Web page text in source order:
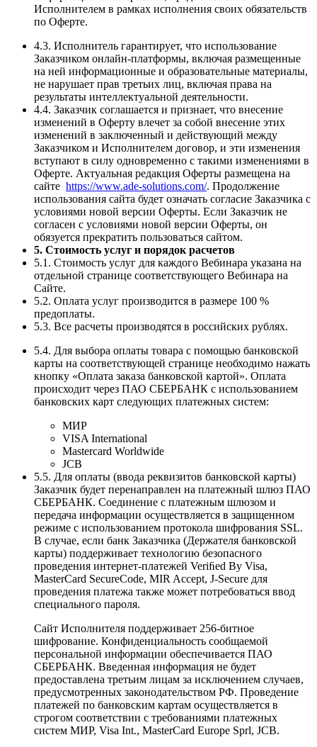
Исполнителем в рамках исполнения своих обязательств
по Оферте.
4.3. Исполнитель гарантирует, что использование
Заказчиком онлайн-платформы, включая размещенные
на ней информационные и образовательные материалы,
не нарушает прав третьих лиц, включая права на
результаты интеллектуальной деятельности.
4.4. Заказчик соглашается и признает, что внесение
изменений в Оферту влечет за собой внесение этих
изменений в заключенный и действующий между
Заказчиком и Исполнителем договор, и эти изменения
вступают в силу одновременно с такими изменениями в
Оферте. Актуальная редакция Оферты размещена на
сайте https://www.ade-solutions.com/. Продолжение
использования сайта будет означать согласие Заказчика с
условиями новой версии Оферты. Если Заказчик не
согласен с условиями новой версии Оферты, он
обязуется прекратить пользоваться сайтом.
5. Стоимость услуг и порядок расчетов
5.1. Стоимость услуг для каждого Вебинара указана на
отдельной странице соответствующего Вебинара на
Сайте.
5.2. Оплата услуг производится в размере 100 %
предоплаты.
5.3. Все расчеты производятся в российских рублях.
5.4. Для выбора оплаты товара с помощью банковской
карты на соответствующей странице необходимо нажать
кнопку «Оплата заказа банковской картой». Оплата
происходит через ПАО СБЕРБАНК с использованием
банковских карт следующих платежных систем:
МИР
VISA International
Mastercard Worldwide
JCB
5.5. Для оплаты (ввода реквизитов банковской карты)
Заказчик будет перенаправлен на платежный шлюз ПАО
СБЕРБАНК. Соединение с платежным шлюзом и
передача информации осуществляется в защищенном
режиме с использованием протокола шифрования SSL.
В случае, если банк Заказчика (Держателя банковской
карты) поддерживает технологию безопасного
проведения интернет-платежей Veriﬁed By Visa,
MasterCard SecureCode, MIR Accept, J-Secure для
проведения платежа также может потребоваться ввод
специального пароля.
Сайт Исполнителя поддерживает 256-битное
шифрование. Конфиденциальность сообщаемой
персональной информации обеспечивается ПАО
СБЕРБАНК. Введенная информация не будет
предоставлена третьим лицам за исключением случаев,
предусмотренных законодательством РФ. Проведение
платежей по банковским картам осуществляется в
строгом соответствии с требованиями платежных
систем МИР, Visa Int., MasterCard Europe Sprl, JCB.